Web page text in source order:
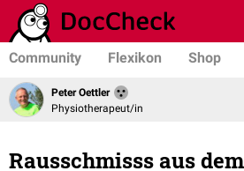
Community Flexikon Shop
Peter Oettler
Physiotherapeut/in
Rausschmisss aus